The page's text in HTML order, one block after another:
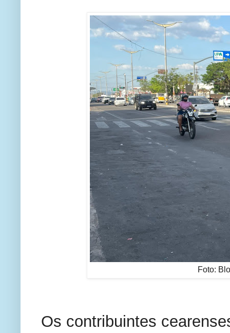
Foto:
Os contribuintes